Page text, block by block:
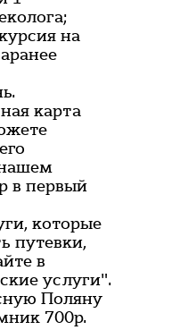
на
карта
в первый
которые
путевки,
в
услуги".
Поляну
700р.